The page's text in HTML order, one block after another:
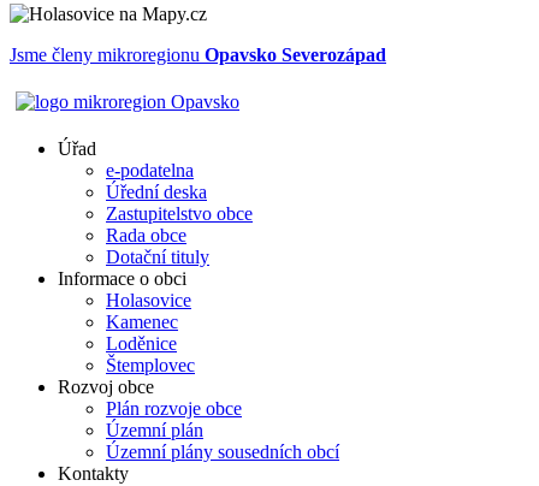
Jsme členy mikroregionu Opavsko Severozápad
Úřad
e-podatelna
Úřední deska
Zastupitelstvo obce
Rada obce
Dotační tituly
Informace o obci
Holasovice
Kamenec
Loděnice
Štemplovec
Rozvoj obce
Plán rozvoje obce
Územní plán
Územní plány sousedních obcí
Kontakty